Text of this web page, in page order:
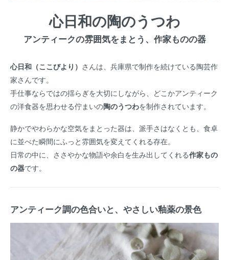
心日和の陶のうつわ
アンティークの雰囲気をまとう、作家ものの器
心日和（ここびより） さんは、兵庫県で制作を続けている陶芸作
家さんです。
手仕事ならではの揺らぎを大切にしながら、どこかアンティーク
の洋食器を思わせる佇まいの陶のうつわを制作されています。
静かでやわらかな空気をまとった器は、派手さはなくとも、食卓
に並べた瞬間にふっと雰囲気を変えてくれる存在。
日常の中に、ささやかな物語や余白を生み出してくれる作家もの
の器です。
アンティーク調の色合いと、やさしい釉薬の景色